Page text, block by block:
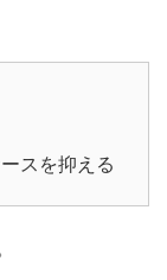
スを抑える